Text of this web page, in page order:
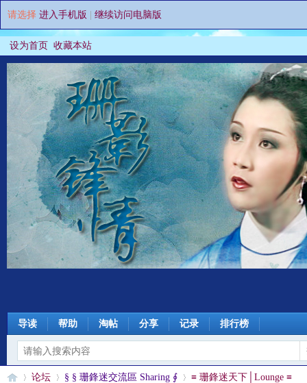
请选择 进入手机版 继续访问电脑版
设为首页 收藏本站
导读 帮助 淘帖 分享 记录 排行榜
论坛 § § 珊鋒迷交流區 Sharing ∮ ≡ 珊鋒迷天下│Lounge ≡